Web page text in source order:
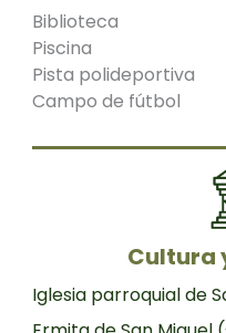
Biblioteca
Piscina
Pista polideportiva
Campo de fútbol
Cultura
Iglesia parroquial de